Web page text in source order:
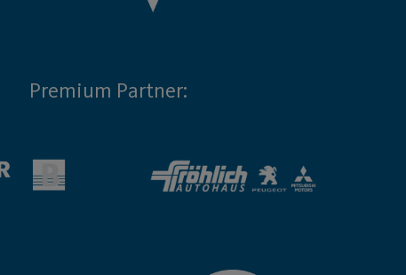
Premium Partner: